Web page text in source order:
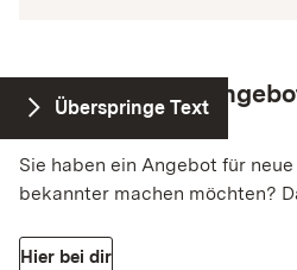
Überspringe Text
Jetzt
einreichen!
Sie haben ein Angebot für
bekannter machen möchten?
Hier bei dir